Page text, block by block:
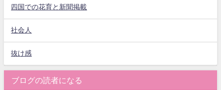
四国での花育と新聞掲載
社会人
抜け感
ブログの読者になる